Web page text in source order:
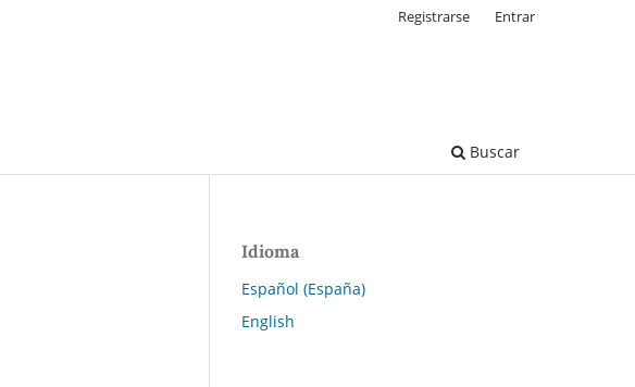
Buscar
Registrarse Entrar
Idioma
Español (España)
English